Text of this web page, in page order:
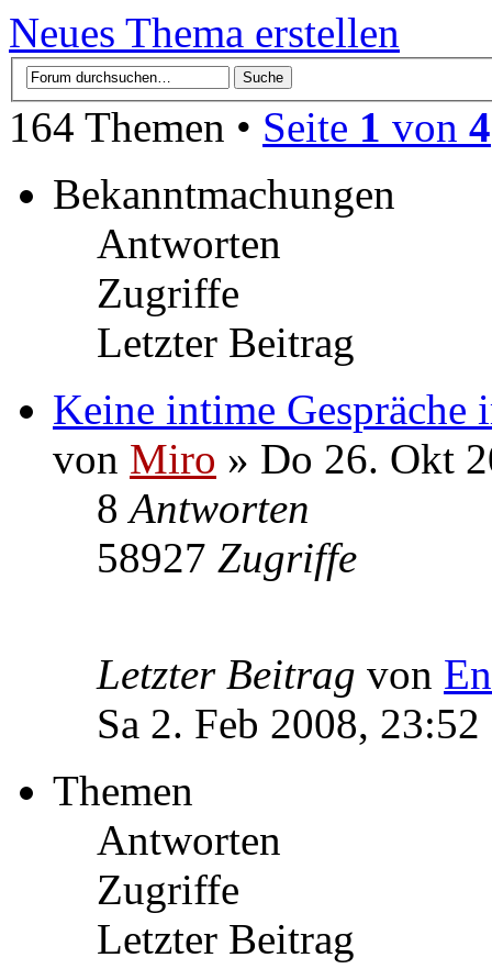
Neues Thema erstellen
164 Themen • Seite 1 von 4
Bekanntmachungen
Antworten
Zugriffe
Letzter Beitrag
Keine intime Gespräche
von Miro » Do 26. Okt
8Antworten
58927 Zugriffe
Letzter Beitrag von
Sa 2. Feb 2008, 23:52
Themen
Antworten
Zugriffe
Letzter Beitrag